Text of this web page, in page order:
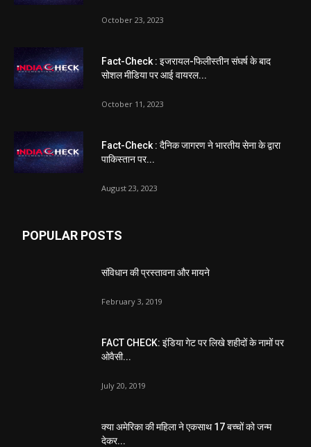
October 23, 2023
Fact-Check : इजरायल-फिलीस्तीन संघर्ष के बाद
सोशल मीडिया पर आई वायरल...
October 11, 2023
Fact-Check : दैनिक जागरण ने भारतीय सेना के द्वारा
पाकिस्तान पर...
August 23, 2023
POPULAR POSTS
संविधान की प्रस्तावना और मायने
February 3, 2019
FACT CHECK: इंडिया गेट पर लिखे शहीदों के नामों पर
ओवैसी...
July 20, 2019
क्या अमेरिका की महिला ने एकसाथ 17 बच्चों को जन्म
देकर...